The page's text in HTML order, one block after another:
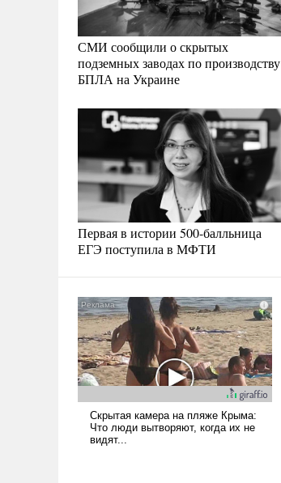
СМИ сообщили о скрытых
подземных заводах по производству
БПЛА на Украине
Первая в истории 500-балльница
ЕГЭ поступила в МФТИ